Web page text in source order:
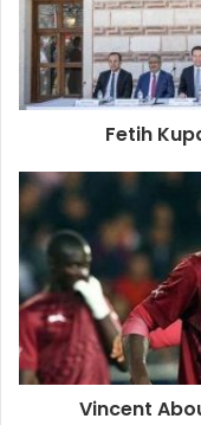
Fetih
Vincent